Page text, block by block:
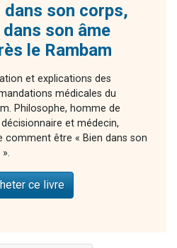
dans son corps,
dans son âme
le Rambam
et explications des
médicales du
Philosophe, homme de
et médecin,
comment être « Bien dans son
ce livre